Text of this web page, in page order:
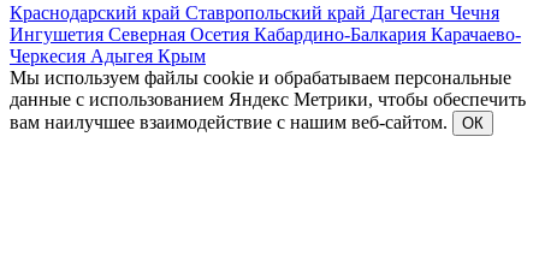
Краснодарский край Ставропольский край Дагестан Чечня
Ингушетия Северная Осетия Кабардино-Балкария Карачаево-
Черкесия Адыгея Крым
Мы используем файлы cookie и обрабатываем персональные
данные с использованием Яндекс Метрики, чтобы обеспечить
вам наилучшее взаимодействие с нашим веб-сайтом.
ОК